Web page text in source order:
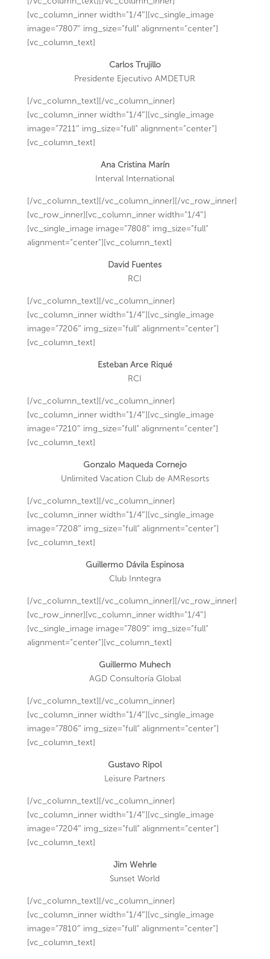
[vc_column_inner width=”1/4″][vc_single_image
image=”7807″ img_size=”full” alignment=”center”]
[vc_column_text]
Carlos Trujillo
Presidente Ejecutivo AMDETUR
[/vc_column_text][/vc_column_inner]
[vc_column_inner width=”1/4″][vc_single_image
image=”7211″ img_size=”full” alignment=”center”]
[vc_column_text]
Ana Cristina Marín
Interval International
[/vc_column_text][/vc_column_inner][/vc_row_inner]
[vc_row_inner][vc_column_inner width=”1/4″]
[vc_single_image image=”7808″ img_size=”full”
alignment=”center”][vc_column_text]
David Fuentes
RCI
[/vc_column_text][/vc_column_inner]
[vc_column_inner width=”1/4″][vc_single_image
image=”7206″ img_size=”full” alignment=”center”]
[vc_column_text]
Esteban Arce Riqué
RCI
[/vc_column_text][/vc_column_inner]
[vc_column_inner width=”1/4″][vc_single_image
image=”7210″ img_size=”full” alignment=”center”]
[vc_column_text]
Gonzalo Maqueda Cornejo
Unlimited Vacation Club de AMResorts
[/vc_column_text][/vc_column_inner]
[vc_column_inner width=”1/4″][vc_single_image
image=”7208″ img_size=”full” alignment=”center”]
[vc_column_text]
Guillermo Dávila Espinosa
Club Inntegra
[/vc_column_text][/vc_column_inner][/vc_row_inner]
[vc_row_inner][vc_column_inner width=”1/4″]
[vc_single_image image=”7809″ img_size=”full”
alignment=”center”][vc_column_text]
Guillermo Muhech
AGD Consultoría Global
[/vc_column_text][/vc_column_inner]
[vc_column_inner width=”1/4″][vc_single_image
image=”7806″ img_size=”full” alignment=”center”]
[vc_column_text]
Gustavo Ripol
Leisure Partners
[/vc_column_text][/vc_column_inner]
[vc_column_inner width=”1/4″][vc_single_image
image=”7204″ img_size=”full” alignment=”center”]
[vc_column_text]
Jim Wehrle
Sunset World
[/vc_column_text][/vc_column_inner]
[vc_column_inner width=”1/4″][vc_single_image
image=”7810″ img_size=”full” alignment=”center”]
[vc_column_text]